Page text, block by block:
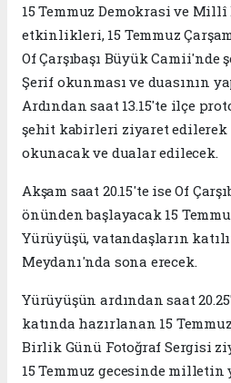
15 Temmuz Demokrasi ve
etkinlikleri, 15 Temmuz
Of Çarşıbaşı Büyük
Şerif okunması ve duasının
Ardından saat 13.15'te ilçe
şehit kabirleri ziyaret edilerek
okunacak ve dualar edilecek.
Akşam saat 20.15'te ise Of
önünden başlayacak 15
Yürüyüşü, vatandaşların
Meydanı'nda sona erecek.
Yürüyüşün ardından saat
katında hazırlanan 15
Birlik Günü Fotoğraf Sergisi
15 Temmuz gecesinde milletin